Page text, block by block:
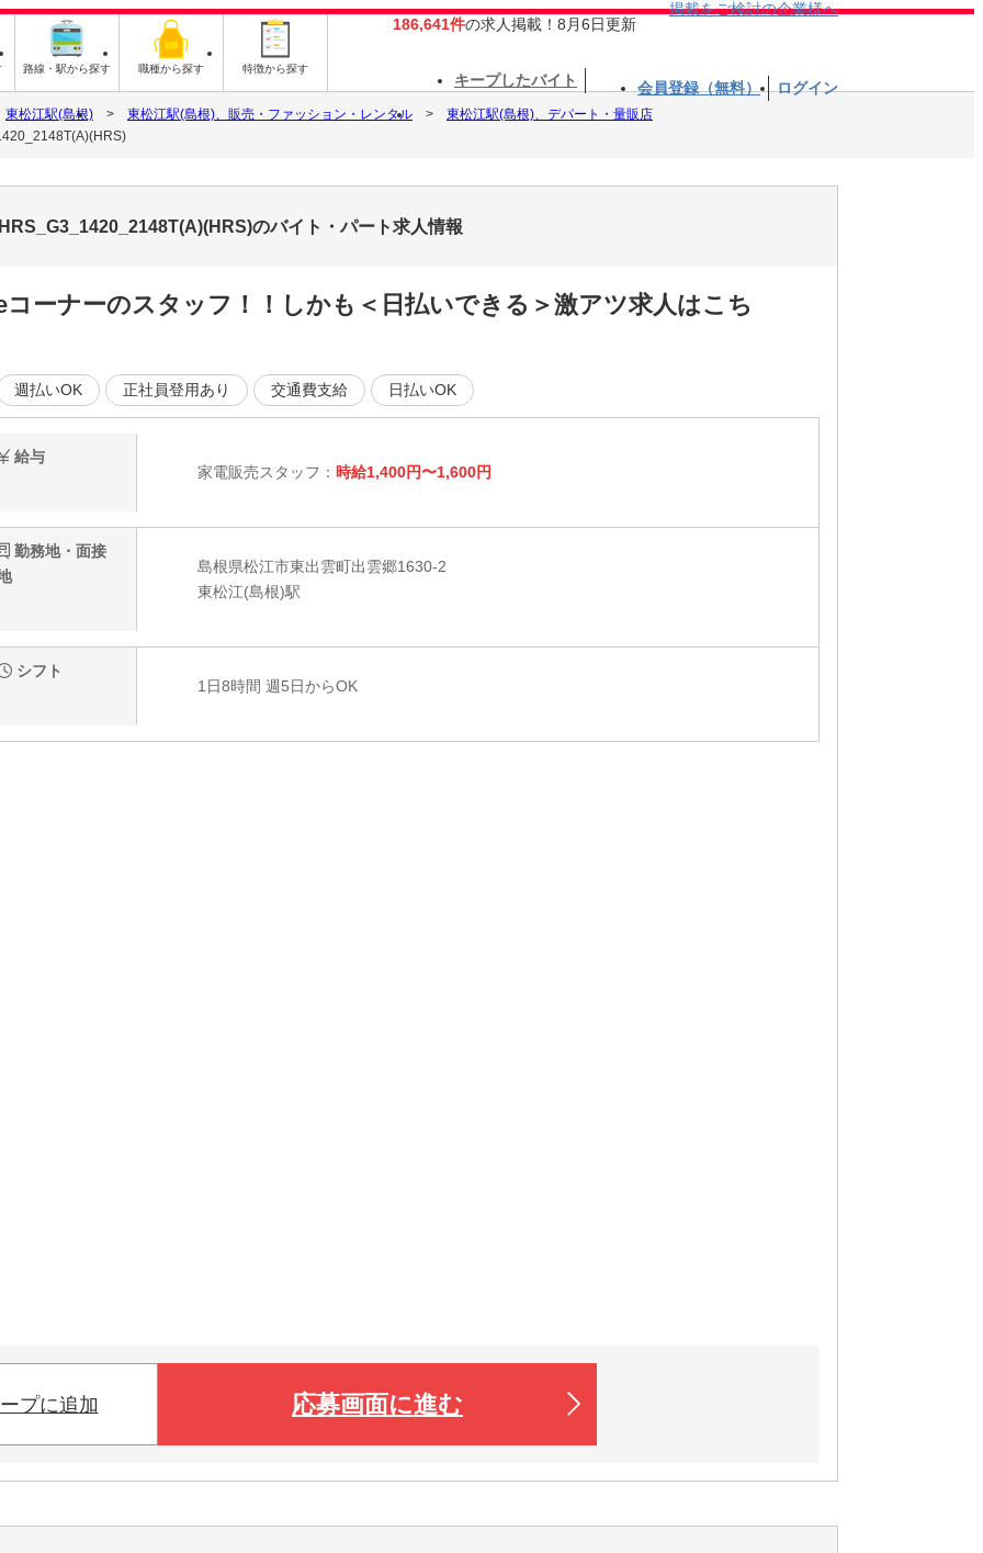
路線・駅から探す 職種から探す 特徴から探す
186,641件の求人掲載！8月6日更新
掲載をご検討の企業様へ
キープしたバイト 会員登録（無料） ログイン
東松江駅(島根) 東松江駅(島根)、販売・ファッション・レンタル
東松江駅(島根)、デパート・量販店
のバイト・パート求人情報
ーナーのスタッフ！！しかも＜日払いできる＞激アツ求人はこち
週払いOK 正社員登用あり 交通費支給 日払いOK
給与
家電販売スタッフ： 時給1,400円〜1,600円
勤務地・面接
島根県松江市東出雲町出雲郷1630-2
東松江(島根)駅
シフト
1日8時間 週5日からOK
プに追加 応募画面に進む